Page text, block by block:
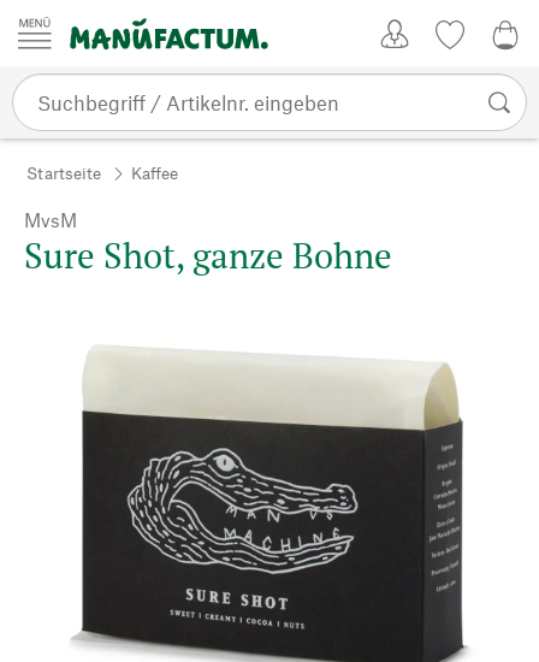
Zum Inhalt springen
Startseite Kaffee
MvsM
Sure Shot, ganze Bohne